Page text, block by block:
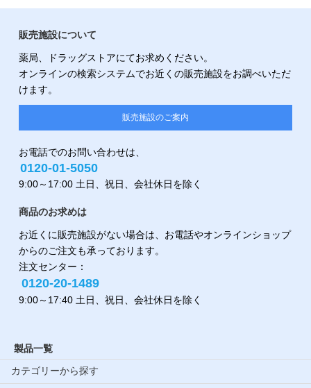
販売施設について
薬局、ドラッグストアにてお求めください。
オンラインの検索システムでお近くの販売施設をお調べいただ
けます。
販売施設のご案内
お電話でのお問い合わせは、
0120-01-5050
9:00～17:00 土日、祝日、会社休日を除く
商品のお求めは
お近くに販売施設がない場合は、お電話やオンラインショップ
からのご注文も承っております。
注文センター：
0120-20-1489
9:00～17:40 土日、祝日、会社休日を除く
製品一覧
カテゴリーから探す